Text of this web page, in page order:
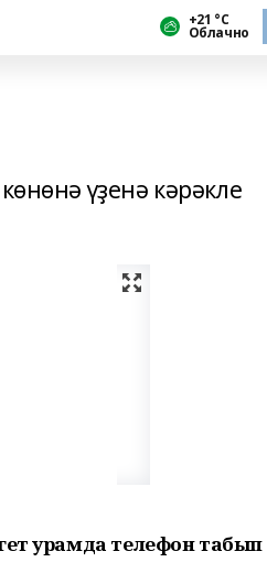
+21 °С
Облачно
үҙенә кәрәкле
урамда телефон табып